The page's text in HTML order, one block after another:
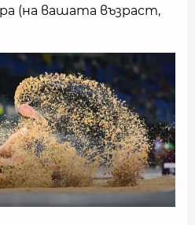
(на вашата възраст,